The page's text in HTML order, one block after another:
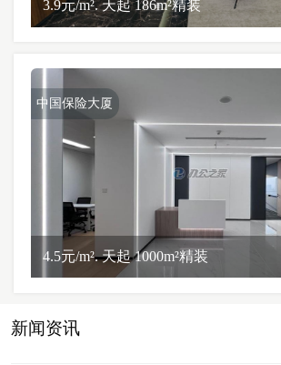
3.9元/m². 天起 186m²精装
中国保险大厦
4.5元/m². 天起 1000m²精装
新闻资讯